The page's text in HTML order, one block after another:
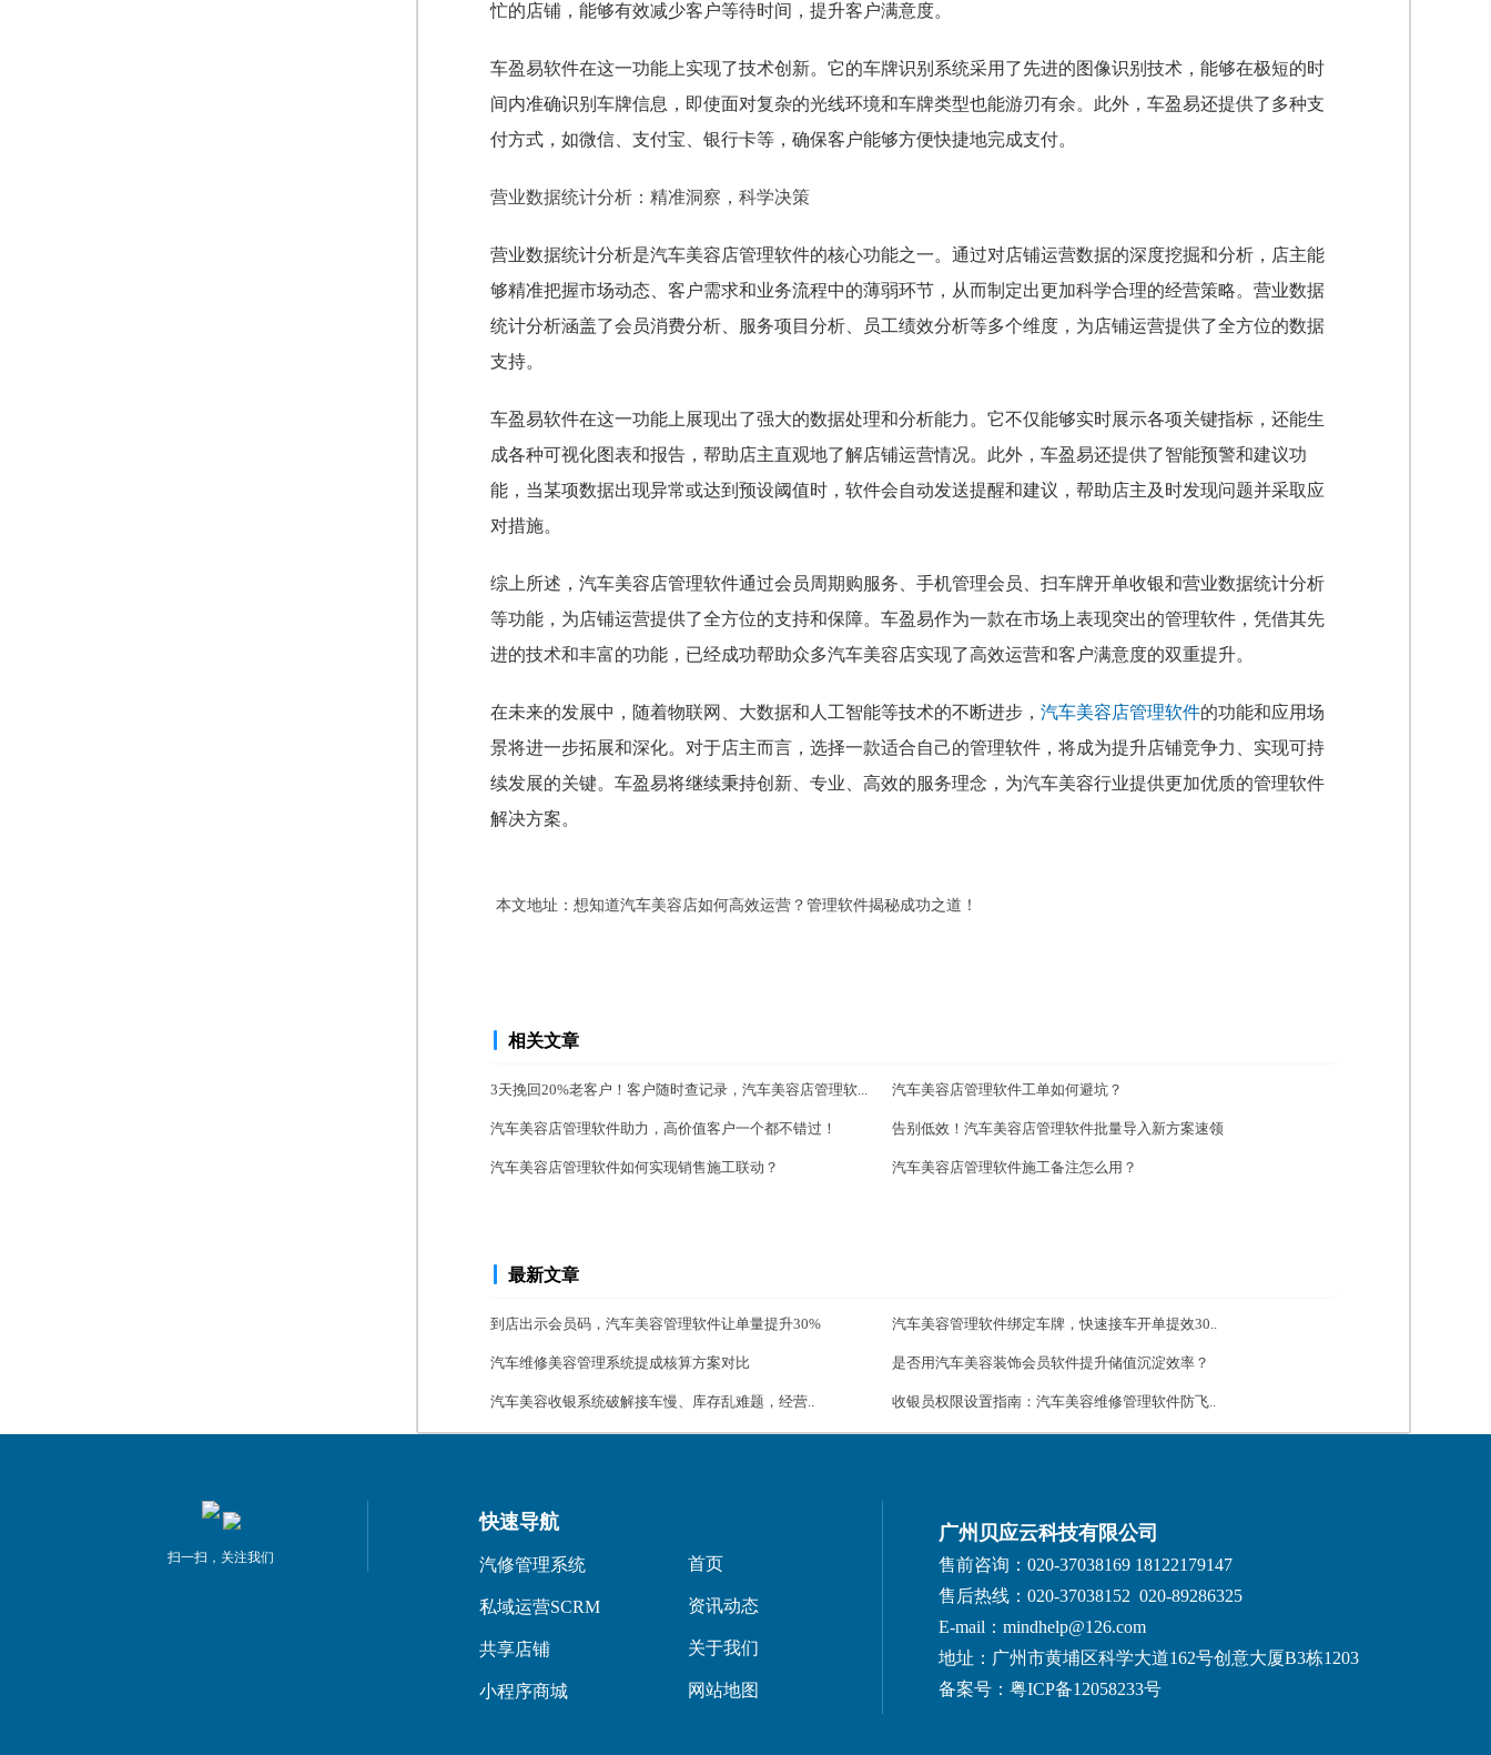
忙的店铺，能够有效减少客户等待时间，提升客户满意度。
车盈易软件在这一功能上实现了技术创新。它的车牌识别系统采用了先进的图像识别技术，能够在极短的时
间内准确识别车牌信息，即使面对复杂的光线环境和车牌类型也能游刃有余。此外，车盈易还提供了多种支
付方式，如微信、支付宝、银行卡等，确保客户能够方便快捷地完成支付。
营业数据统计分析：精准洞察，科学决策
营业数据统计分析是汽车美容店管理软件的核心功能之一。通过对店铺运营数据的深度挖掘和分析，店主能
够精准把握市场动态、客户需求和业务流程中的薄弱环节，从而制定出更加科学合理的经营策略。营业数据
统计分析涵盖了会员消费分析、服务项目分析、员工绩效分析等多个维度，为店铺运营提供了全方位的数据
支持。
车盈易软件在这一功能上展现出了强大的数据处理和分析能力。它不仅能够实时展示各项关键指标，还能生
成各种可视化图表和报告，帮助店主直观地了解店铺运营情况。此外，车盈易还提供了智能预警和建议功
能，当某项数据出现异常或达到预设阈值时，软件会自动发送提醒和建议，帮助店主及时发现问题并采取应
对措施。
综上所述，汽车美容店管理软件通过会员周期购服务、手机管理会员、扫车牌开单收银和营业数据统计分析
等功能，为店铺运营提供了全方位的支持和保障。车盈易作为一款在市场上表现突出的管理软件，凭借其先
进的技术和丰富的功能，已经成功帮助众多汽车美容店实现了高效运营和客户满意度的双重提升。
在未来的发展中，随着物联网、大数据和人工智能等技术的不断进步， 汽车美容店管理软件的功能和应用场
景将进一步拓展和深化。对于店主而言，选择一款适合自己的管理软件，将成为提升店铺竞争力、实现可持
续发展的关键。车盈易将继续秉持创新、专业、高效的服务理念，为汽车美容行业提供更加优质的管理软件
解决方案。
本文地址： 想知道汽车美容店如何高效运营？管理软件揭秘成功之道！
相关文章
3天挽回20%老客户！客户随时查记录，汽车美容店管理软... 汽车美容店管理软件工单如何避坑？
汽车美容店管理软件助力，高价值客户一个都不错过！ 告别低效！汽车美容店管理软件批量导入新方案速领
汽车美容店管理软件如何实现销售施工联动？ 汽车美容店管理软件施工备注怎么用？
最新文章
到店出示会员码，汽车美容管理软件让单量提升30% 汽车美容管理软件绑定车牌，快速接车开单提效30..
汽车维修美容管理系统提成核算方案对比 是否用汽车美容装饰会员软件提升储值沉淀效率？
汽车美容收银系统破解接车慢、库存乱难题，经营.. 收银员权限设置指南：汽车美容维修管理软件防飞..
扫一扫，关注我们
快速导航
汽修管理系统
私域运营SCRM
共享店铺
小程序商城
首页
资讯动态
关于我们
网站地图
广州贝应云科技有限公司
售前咨询：020-37038169 18122179147
售后热线：020-37038152 020-89286325
E-mail：mindhelp@126.com
地址：广州市黄埔区科学大道162号创意大厦B3栋1203
备案号：粤ICP备12058233号